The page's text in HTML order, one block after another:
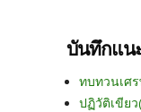
บันทึกแน
ทบทวนเศร
ปฏิวัติเขียว